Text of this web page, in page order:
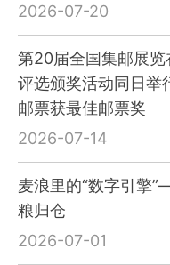
2026-07-20
第20届全国集邮展
评选颁奖活动同日
邮票获最佳邮票奖
2026-07-14
麦浪里的“数字引擎
粮归仓
2026-07-01